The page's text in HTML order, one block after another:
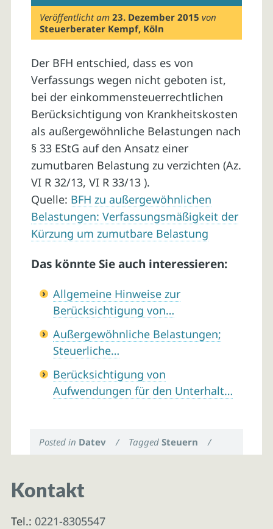
Veröffentlicht am23. Dezember 2015 von
Steuerberater Kempf, Köln
Der BFH entschied, dass es von
Verfassungs wegen nicht geboten ist,
bei der einkommensteuerrechtlichen
Berücksichtigung von Krankheitskosten
als außergewöhnliche Belastungen nach
§ 33 EStG auf den Ansatz einer
zumutbaren Belastung zu verzichten (Az.
VI R 32/13, VI R 33/13 ).
Quelle: BFH zu außergewöhnlichen
Belastungen: Verfassungsmäßigkeit der
Kürzung um zumutbare Belastung
Das könnte Sie auch interessieren:
Allgemeine Hinweise zur
Berücksichtigung von…
Außergewöhnliche Belastungen;
Steuerliche…
Berücksichtigung von
Aufwendungen für den Unterhalt…
Posted in Datev / TaggedSteuern /
Kontakt
Tel.: 0221-8305547